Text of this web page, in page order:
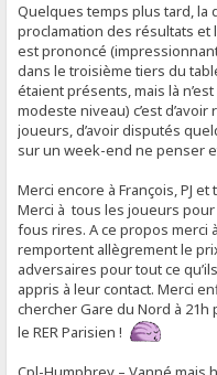
Quelques temps plus tard, la
proclamation des résultats et
est prononcé (impressionnant
dans le troisième tiers du
étaient présents, mais là n’est
modeste niveau) c’est
joueurs, d’avoir disputés
sur un week-end ne penser
Merci encore à François, PJ
Merci à tous les joueurs
fous rires. A ce propos merci
remportent allègrement le
adversaires pour tout ce
appris à leur contact. Merci
chercher Gare du Nord à 21h
le RER Parisien !